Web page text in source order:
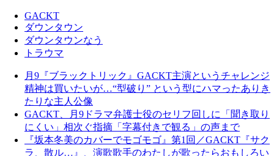
GACKT
ダウンタウン
ダウンタウンなう
トラウマ
月9『ブラックトリック』GACKT主演というチャレンジ
精神は買いたいが…“型破り” という型にハマったありき
たりな主人公像
GACKT、月9ドラマ弁護士役のセリフ回しに「聞き取り
にくい」相次ぐ指摘「字幕付きで観る」の声まで
『坂本冬美のカバーでモゴモゴ』第1回／GACKT『サク
ラ、散ル…』、演歌歌手のわたしが歌ったらおもしろい